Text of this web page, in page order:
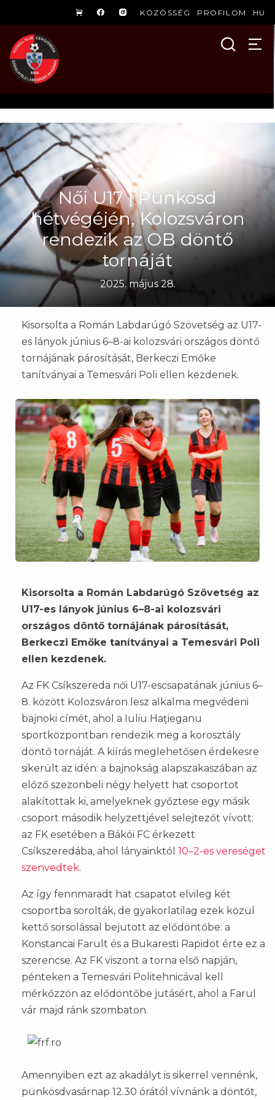
KÖZÖSSÉG PROFILOM HU
Női U17 | Pünkösd
hétvégéjén, Kolozsváron
rendezik az OB döntő
tornáját
2025. május 28.
Kisorsolta a Román Labdarúgó Szövetség az U17-
es lányok június 6–8-ai kolozsvári országos döntő
tornájának párosítását, Berkeczi Emőke
tanítványai a Temesvári Poli ellen kezdenek.
Kisorsolta a Román Labdarúgó Szövetség az
U17-es lányok június 6–8-ai kolozsvári
országos döntő tornájának párosítását,
Berkeczi Emőke tanítványai a Temesvári Poli
ellen kezdenek.
Az FK Csíkszereda női U17-escsapatának június 6–
8. között Kolozsváron lesz alkalma megvédeni
bajnoki címét, ahol a Iuliu Haţieganu
sportközpontban rendezik meg a korosztály
döntő tornáját. A kiírás meglehetősen érdekesre
sikerült az idén: a bajnokság alapszakaszában az
előző szezonbeli négy helyett hat csoportot
alakítottak ki, amelyeknek győztese egy másik
csoport második helyzettjével selejtezőt vívott:
az FK esetében a Bákói FC érkezett
Csíkszeredába, ahol lányainktól 10–2-es vereséget
szenvedtek.
Az így fennmaradt hat csapatot elvileg két
csoportba sorolták, de gyakorlatilag ezek közül
kettő sorsolással bejutott az elődöntőbe: a
Konstancai Farult és a Bukaresti Rapidot érte ez a
szerencse. Az FK viszont a torna első napján,
pénteken a Temesvári Politehnicával kell
mérkőzzön az elődöntőbe jutásért, ahol a Farul
vár majd ránk szombaton.
Amennyiben ezt az akadályt is sikerrel vennénk,
pünkösdvasárnap 12.30 órától vívnánk a döntőt,